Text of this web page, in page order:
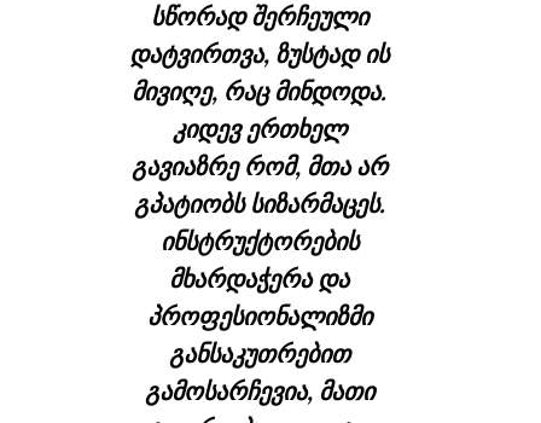
სწორად შერჩეული
დატვირთვა, ზუსტად ის
მივიღე, რაც მინდოდა.
კიდევ ერთხელ
გავიაზრე რომ, მთა არ
გპატიობს სიზარმაცეს.
ინსტრუქტორების
მხარდაჭერა და
პროფესიონალიზმი
განსაკუთრებით
გამოსარჩევია, მათი